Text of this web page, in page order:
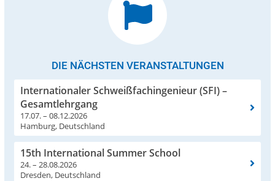
DIE NÄCHSTEN VERANSTALTUNGEN
Internationaler Schweißfachingenieur (SFI) –
Gesamtlehrgang
17.07. – 08.12.2026
Hamburg, Deutschland
15th International Summer School
24. – 28.08.2026
Dresden, Deutschland